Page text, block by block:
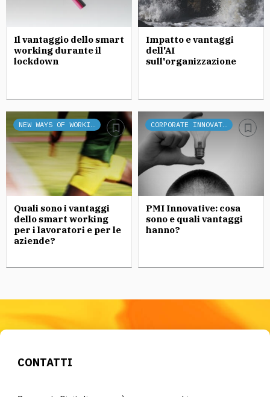
Il vantaggio dello smart
working durante il
lockdown
Impatto e vantaggi
dell'AI
sull'organizzazione
NEW WAYS OF WORKING
Quali sono i vantaggi
dello smart working
per i lavoratori e per le
aziende?
CORPORATE INNOVATION
PMI Innovative: cosa
sono e quali vantaggi
hanno?
CONTATTI